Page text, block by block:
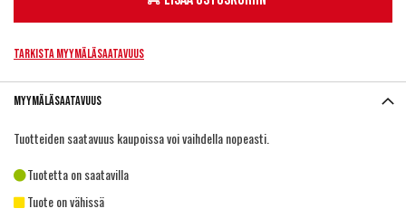
Tarkista myymäläsaatavuus
Myymäläsaatavuus
Tuotteiden saatavuus kaupoissa voi vaihdella nopeasti.
Tuotetta on saatavilla
Tuote on vähissä